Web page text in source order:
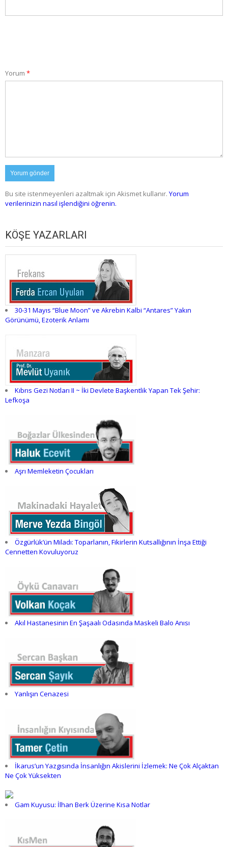
Yorum *
Bu site istenmeyenleri azaltmak için Akismet kullanır. Yorum
verilerinizin nasıl işlendiğini öğrenin.
KÖŞE YAZARLARI
30-31 Mayıs “Blue Moon” ve Akrebin Kalbi “Antares” Yakın
Görünümü, Ezoterik Anlamı
Kıbrıs Gezi Notları II ~ İki Devlete Başkentlik Yapan Tek Şehir:
Lefkoşa
Aşrı Memleketin Çocukları
Özgürlük’ün Miladı: Toparlanın, Fikirlerin Kutsallığının İnşa Ettiği
Cennetten Kovuluyoruz
Akıl Hastanesinin En Şaşaalı Odasında Maskeli Balo Anısı
Yanlışın Cenazesi
İkarus’un Yazgısında İnsanlığın Akislerini İzlemek: Ne Çok Alçaktan
Ne Çok Yüksekten
Gam Kuyusu: İlhan Berk Üzerine Kısa Notlar